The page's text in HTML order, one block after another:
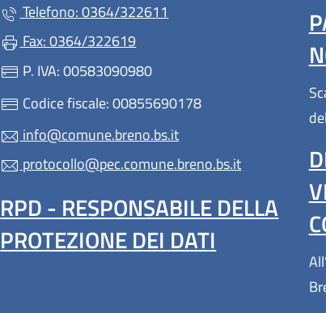
Telefono: 0364/322611
Fax: 0364/322619
P. IVA: 00583090980
Codice fiscale: 00855690178
info@comune.breno.bs.it
protocollo@pec.comune.breno.bs.it
RPD - RESPONSABILE DELLA
PROTEZIONE DEI DATI